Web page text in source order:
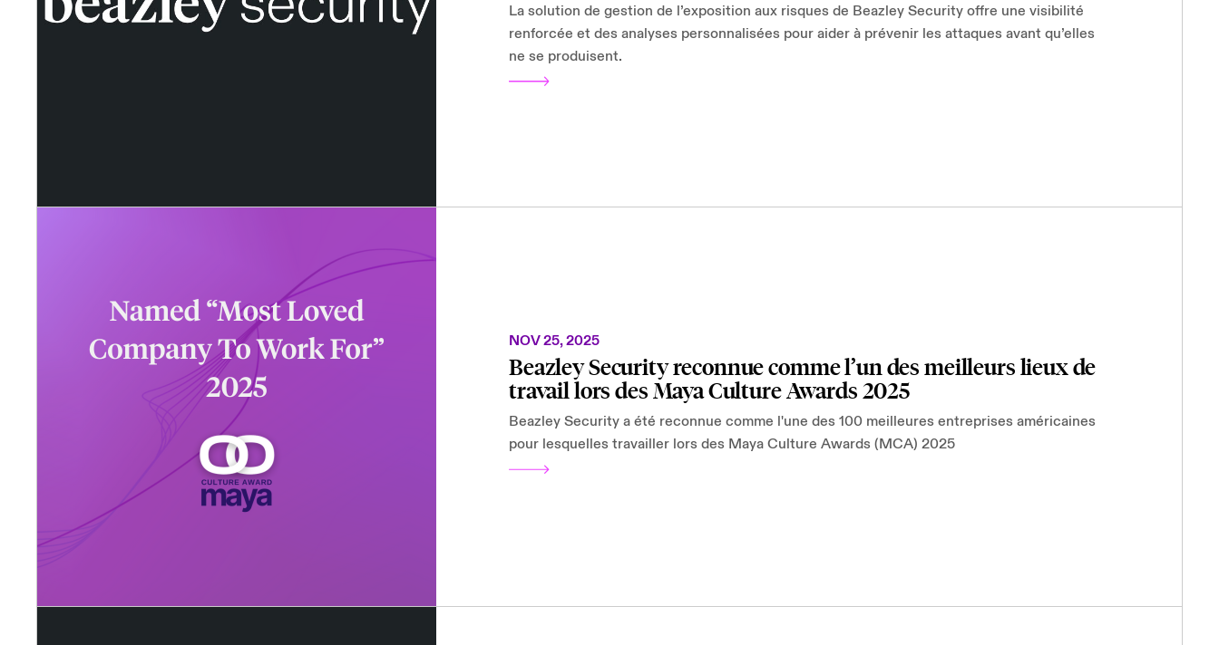
La solution de gestion de l’exposition aux risques de Beazley Security offre une visibilité
renforcée et des analyses personnalisées pour aider à prévenir les attaques avant qu’elles
ne se produisent.
NOV 25, 2025
Beazley Security reconnue comme l’un des meilleurs lieux de
travail lors des Maya Culture Awards 2025
Beazley Security a été reconnue comme l'une des 100 meilleures entreprises américaines
pour lesquelles travailler lors des Maya Culture Awards (MCA) 2025